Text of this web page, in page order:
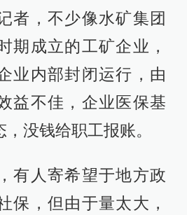
者，不少像水矿集团
期成立的工矿企业，
业内部封闭运行，由
益不佳，企业医保基
没钱给职工报账。
有人寄希望于地方政
保，但由于量太大，